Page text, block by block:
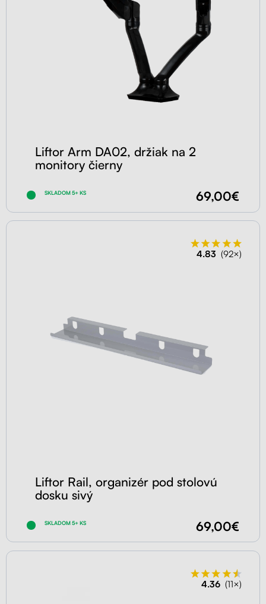
Liftor Arm DA02, držiak na 2
monitory čierny
SKLADOM 5+ KS 69,00€
4.83 (92×)
Liftor Rail, organizér pod stolovú
dosku sivý
SKLADOM 5+ KS 69,00€
4.36 (11×)